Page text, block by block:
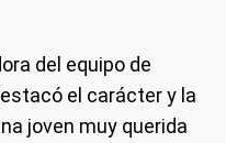
del equipo de
el carácter y la
joven muy querida